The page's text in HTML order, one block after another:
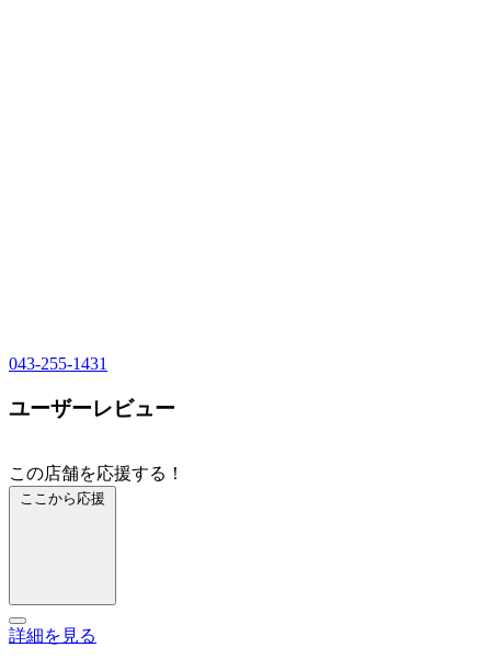
043-255-1431
ユーザーレビュー
この店舗を応援する！
ここから応援
詳細を見る